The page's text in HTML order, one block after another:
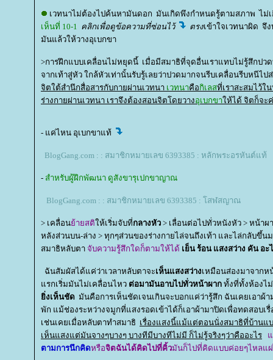
เวทนาไม่ต้องไปค้นหามันดอก มันเกิดพึงกำหนดรู้ตามสภาพ ไ
เห็นที่ 10-1 คลิกเพื่อดูข้อความที่ซ่อนไว้ ตรงเข้าใจเวทนาผิด จึ
มันแล้วให้วางอุเบกขา
>การฝึกแบบเคลื่อนไม่หยุดนี้ เมื่อมีสมาธิที่จุดอื่นเราแทบไม่รู้สึกปว
จากเท้าสู่หัว ใกล้หัวเท่านั้นรับรู้เลยว่าปวดมากจนรีบเคลื่อนรีบหนีไป
จิตใต้สำนึกสื่อสารกับกายผ่านเวทนา เวทนาคือกิเลสที่เราสะสมไว้
ร่างกายผ่านเวทนา เราจึงต้องสอนจิตโดยวางอุเบกขาห้ได้ จิตก็จะค่
- แค่ไหน อุเบกขาแท้
BlogGang.com : : สมาชิกหมายเลข 6393385 : หลักพระอรหันต์แท้
- สำหรับผู้ฝึกพัฒนา ดูสังขารุเปกขาญาณ
BlogGang.com : : สมาชิกหมายเลข 6393385 : โสฬสญาณ
> เคลื่อน้ายสติห้เริ่มจับที่กลางหัว > เลื่อนต่อไปทั่วหนังหัว > หน้าผ
หลังส่วนบน-ล่าง > ทุกๆส่วนของร่างกายไล่จนถึงเท้า และไล่กลับขึ้
สมาธิหลับตา จับความรู้สึกใดก็ตามให้ได้ เย็น ร้อน แสงสว่าง คัน อ
ฉันสัมผัสได้แค่ว่าเวลาหลับตาจะเห็นแสงสว่างเหมือนส่องมาจาก
รกเริ่มมันไม่เคลื่อนไหว ต่อมามันอาบไปทั่วหน้าผาก ทั้งที่ทั้งห้องไ
ิ่งเห็นชัด มันคือการเห็นชัดเจนเกินจะบอกแค่ว่ารู้สึก ฉันเคยเอาผ้
พัก แม้ช่องระหว่างจมูกที่แสงรอดเข้าได้ก็เอาผ้ามาปิดเพื่อทดสอบเ
เช่นเคยเมื่อหลับตาทำสมาธิ เรื่องแสงนี้แม้แต่ตอนนั่งสมาธิที่บ้านแ
เห็นแสงแต่มันจางๆบางๆ บางทีมีบางทีไม่มี ก็ไม่รู้จริงๆว่าคืออะไร
ตามการนึกคิดหรือจิตฉันได้คิดไปที่คิ้วมันก็ไปที่คิดแบบค่อยๆไหลแ